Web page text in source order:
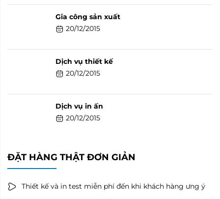
Gia công sản xuất
20/12/2015
Dịch vụ thiết kế
20/12/2015
Dịch vụ in ấn
20/12/2015
ĐẶT HÀNG THẬT ĐƠN GIẢN
Thiết kế và in test miễn phí đến khi khách hàng ưng ý